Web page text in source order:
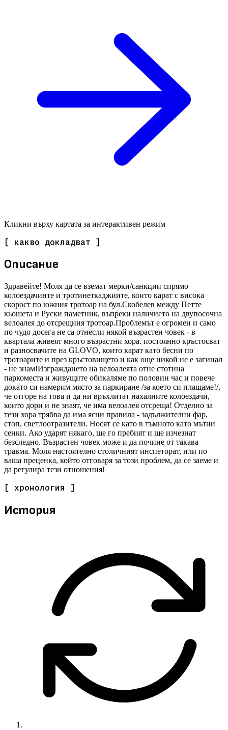
Кликни върху картата за интерактивен режим
[ какво докладват ]
Описание
Здравейте! Моля да се вземат мерки/санкции спрямо
колоездачинте и тротинеткаджиите, които карат с висока
скорост по южния тротоар на бул.Скобелев между Петте
кьошета и Руски паметник, въпреки наличието на двупосочна
велоалея до отсрещния тротоар.Проблемът е огромен и само
по чудо досега не са отнесли някой възрастен човек - в
квартала живеят много възрастни хора. постоянно кръстосват
и разносвачите на GLOVO, които карат като бесни по
тротоарите и през кръстовището и как още никой не е загинал
- не знам!Изграждането на велоалеята отне стотина
паркоместа и живущите обикаляме по половин час и повече
докато си намерим място за паркиране /за което си плащаме!/,
че отгоре на това и да ни връхлитат нахалните колоездачи,
които дори и не знаят, че има велоалея отсреща! Отделно за
тези хора трябва да има ясни правила - задължителни фар,
стоп, светлоотразители. Носят се като в тъмното като мътни
сенки. Ако ударят някаго, ще го пребият и ще изчезнат
безследно. Възрастен човек може и да почине от такава
травма. Моля настоятелно столичният инспеторат, или по
ваша преценка, който отговаря за този проблем, да се заеме и
да регулира тези отношения!
[ хронология ]
История